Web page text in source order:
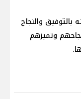
والنجاح
وتميزهم